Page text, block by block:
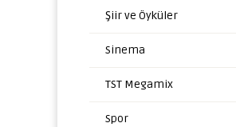
Şiir ve Öyküler
Sinema
TST Megamix
Spor